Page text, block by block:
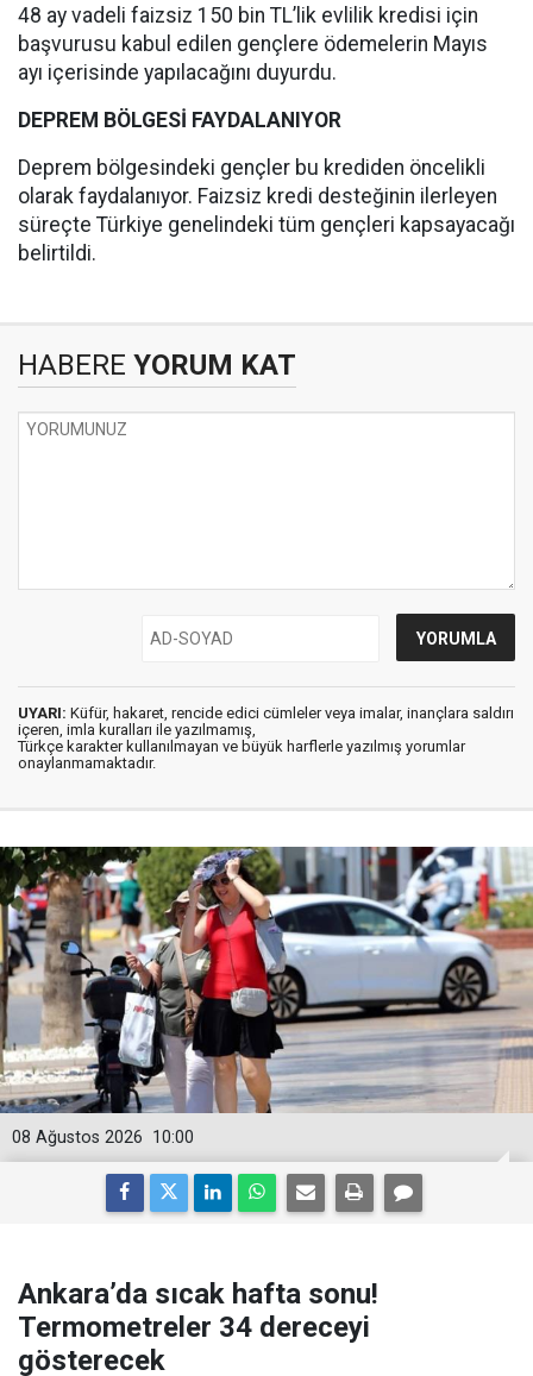
48 ay vadeli faizsiz 150 bin TL’lik evlilik kredisi için
başvurusu kabul edilen gençlere ödemelerin Mayıs
ayı içerisinde yapılacağını duyurdu.
DEPREM BÖLGESİ FAYDALANIYOR
Deprem bölgesindeki gençler bu krediden öncelikli
olarak faydalanıyor. Faizsiz kredi desteğinin ilerleyen
süreçte Türkiye genelindeki tüm gençleri kapsayacağı
belirtildi.
HABERE YORUM KAT
UYARI: Küfür, hakaret, rencide edici cümleler veya imalar, inançlara saldırı
içeren, imla kuralları ile yazılmamış,
Türkçe karakter kullanılmayan ve büyük harflerle yazılmış yorumlar
onaylanmamaktadır.
10:00
08 Ağustos 2026
Ankara’da sıcak hafta sonu!
Termometreler 34 dereceyi
gösterecek